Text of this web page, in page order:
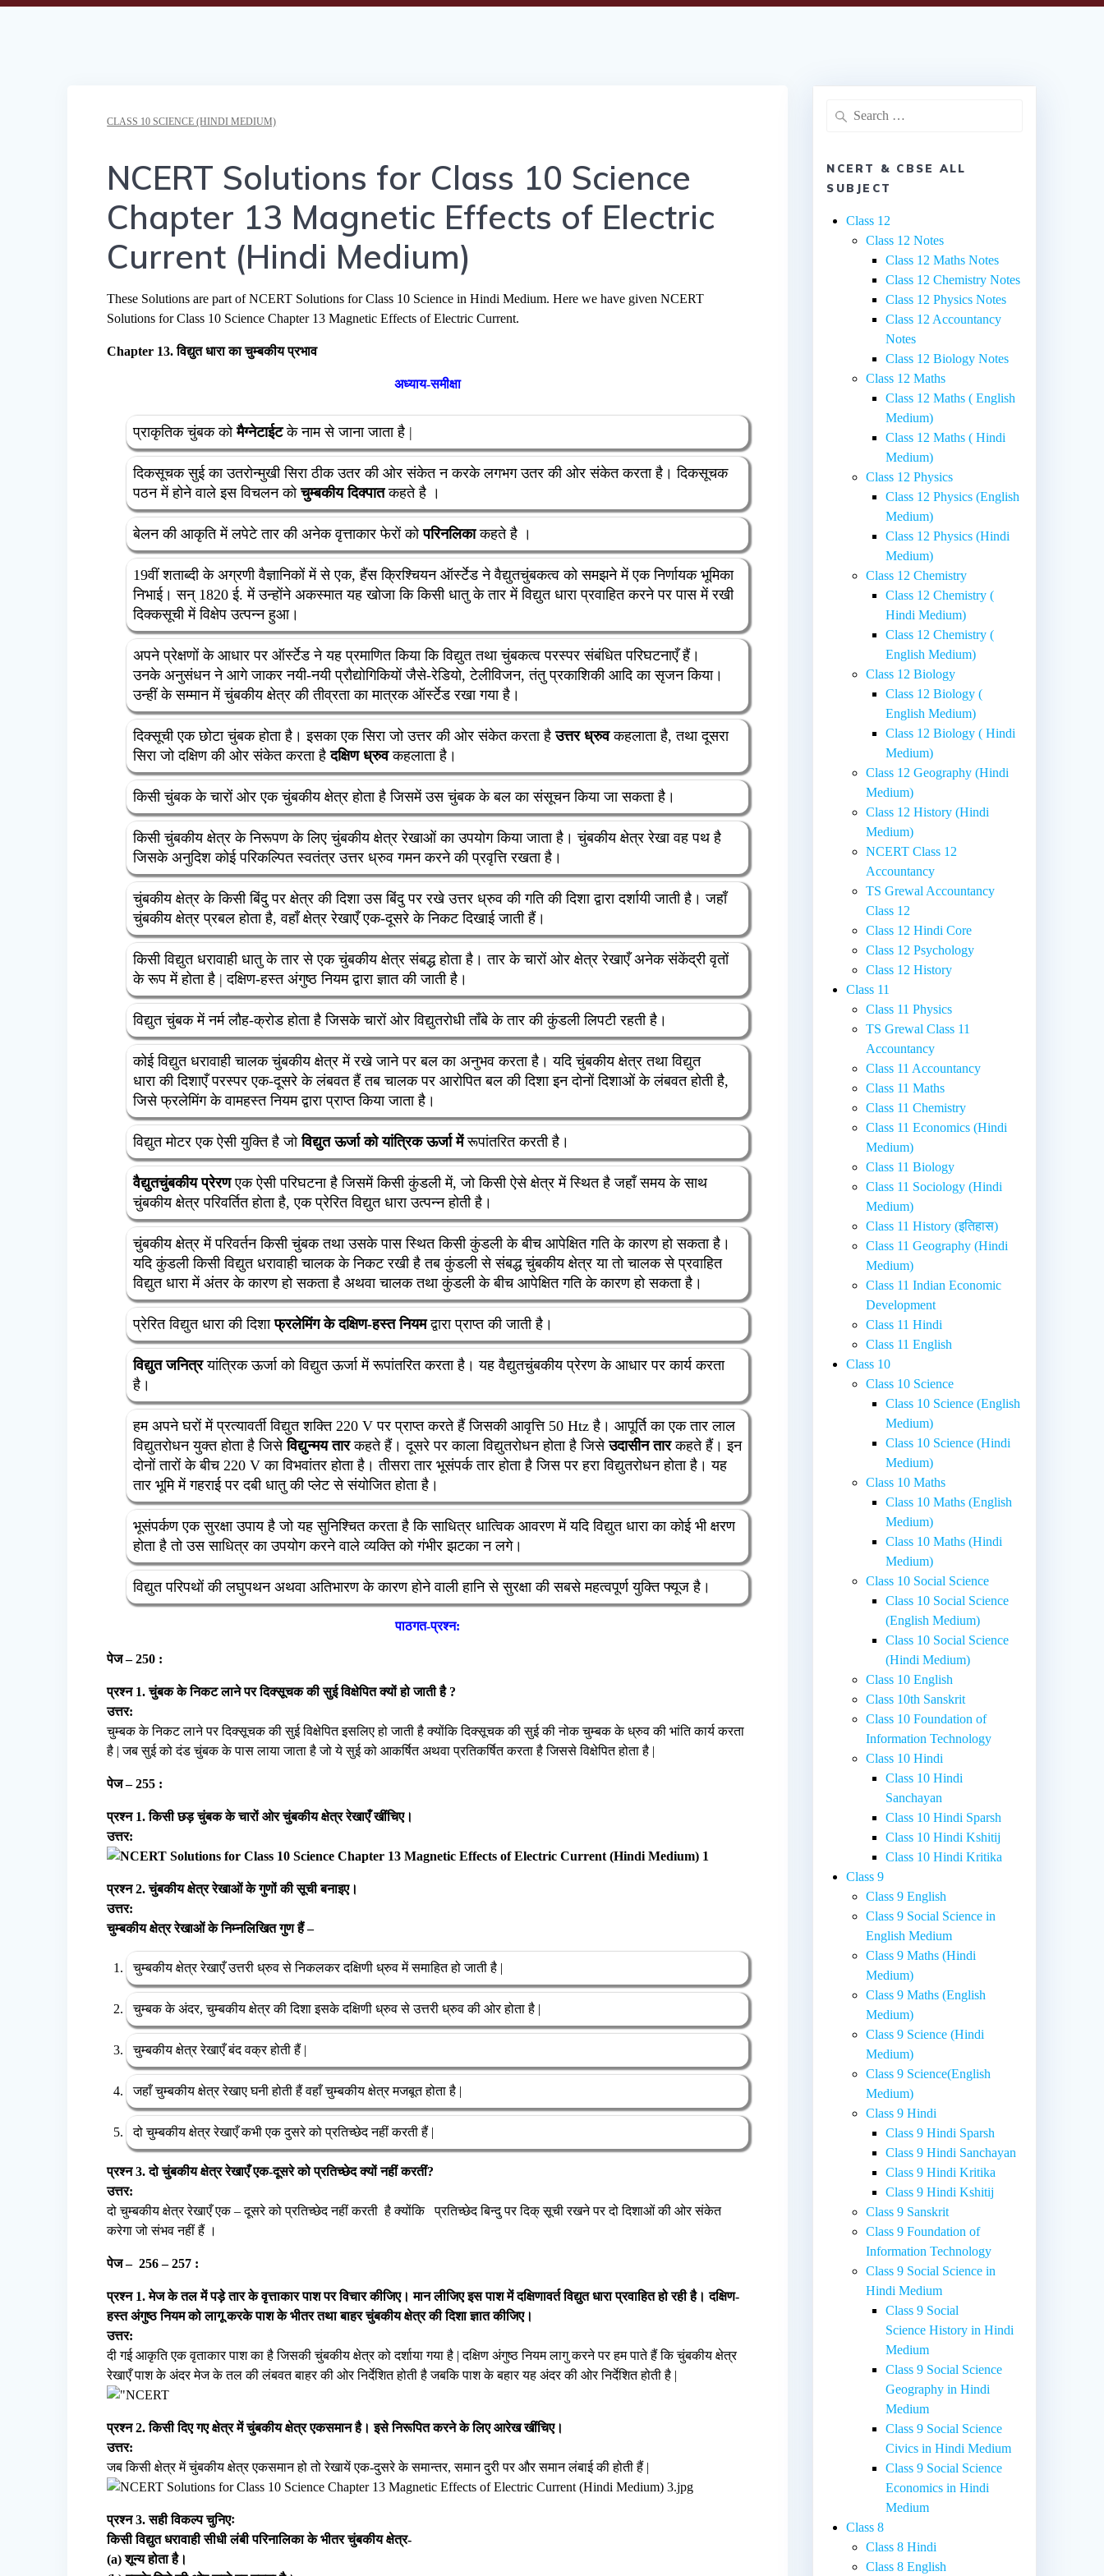
CLASS 10 SCIENCE (HINDI MEDIUM)
NCERT Solutions for Class 10 Science
Chapter 13 Magnetic Effects of Electric
Current (Hindi Medium)
These Solutions are part of NCERT Solutions for Class 10 Science in Hindi Medium. Here we have given NCERT
Solutions for Class 10 Science Chapter 13 Magnetic Effects of Electric Current.
Chapter 13. विद्युत धारा का चुम्बकीय प्रभाव
अध्याय-समीक्षा
प्राकृतिक चुंबक कोमैग्नेटाईटके नाम से जाना जाता है |
दिकसूचक सुई का उतरोन्मुखी सिरा ठीक उतर की ओर संकेत न करके लगभग उतर की ओर संकेत करता है। दिकसूचक
पठन में होने वाले इस विचलन कोचुम्बकीय दिक्पातकहते है ।
बेलन की आकृति में लपेटे तार की अनेक वृत्ताकार फेरों कोपरिनलिकाकहते है ।
19वीं शताब्दी के अग्रणी वैज्ञानिकों में से एक, हैंस क्रिश्चियन ऑर्स्टेड ने वैद्युतचुंबकत्व को समझने में एक निर्णायक भूमिका
निभाई। सन् 1820 ई. में उन्होंने अकस्मात यह खोजा कि किसी धातु के तार में विद्युत धारा प्रवाहित करने पर पास में रखी
दिक्कसूची में विक्षेप उत्पन्न हुआ।
अपने प्रेक्षणों के आधार पर ऑर्स्टेड ने यह प्रमाणित किया कि विद्युत तथा चुंबकत्व परस्पर संबंधित परिघटनाएँ हैं।
उनके अनुसंधन ने आगे जाकर नयी-नयी प्रौद्योगिकियों जैसे-रेडियो, टेलीविजन, तंतु प्रकाशिकी आदि का सृजन किया।
उन्हीं के सम्मान में चुंबकीय क्षेत्र की तीव्रता का मात्रक ऑर्स्टेड रखा गया है।
दिक्सूची एक छोटा चुंबक होता है। इसका एक सिरा जो उत्तर की ओर संकेत करता हैउत्तर ध्रुवकहलाता है, तथा दूसरा
सिरा जो दक्षिण की ओर संकेत करता हैदक्षिण ध्रुवकहलाता है।
किसी चुंबक के चारों ओर एक चुंबकीय क्षेत्र होता है जिसमें उस चुंबक के बल का संसूचन किया जा सकता है।
किसी चुंबकीय क्षेत्र के निरूपण के लिए चुंबकीय क्षेत्र रेखाओं का उपयोग किया जाता है। चुंबकीय क्षेत्र रेखा वह पथ है
जिसके अनुदिश कोई परिकल्पित स्वतंत्र उत्तर ध्रुव गमन करने की प्रवृत्ति रखता है।
चुंबकीय क्षेत्र के किसी बिंदु पर क्षेत्र की दिशा उस बिंदु पर रखे उत्तर ध्रुव की गति की दिशा द्वारा दर्शायी जाती है। जहाँ
चुंबकीय क्षेत्र प्रबल होता है, वहाँ क्षेत्र रेखाएँ एक-दूसरे के निकट दिखाई जाती हैं।
किसी विद्युत धरावाही धातु के तार से एक चुंबकीय क्षेत्र संबद्ध होता है। तार के चारों ओर क्षेत्र रेखाएँ अनेक संकेंद्री वृतों
के रूप में होता है | दक्षिण-हस्त अंगुष्ठ नियम द्वारा ज्ञात की जाती है।
विद्युत चुंबक में नर्म लौह-क्रोड होता है जिसके चारों ओर विद्युतरोधी ताँबे के तार की कुंडली लिपटी रहती है।
कोई विद्युत धरावाही चालक चुंबकीय क्षेत्र में रखे जाने पर बल का अनुभव करता है। यदि चुंबकीय क्षेत्र तथा विद्युत
धारा की दिशाएँ परस्पर एक-दूसरे के लंबवत हैं तब चालक पर आरोपित बल की दिशा इन दोनों दिशाओं के लंबवत होती है,
जिसे फ्रलेमिंग के वामहस्त नियम द्वारा प्राप्त किया जाता है।
विद्युत मोटर एक ऐसी युक्ति है जोविद्युत ऊर्जा को यांत्रिक ऊर्जा मेंरूपांतरित करती है।
वैद्युतचुंबकीय प्रेरणएक ऐसी परिघटना है जिसमें किसी कुंडली में, जो किसी ऐसे क्षेत्र में स्थित है जहाँ समय के साथ
चुंबकीय क्षेत्र परिवर्तित होता है, एक प्रेरित विद्युत धारा उत्पन्न होती है।
चुंबकीय क्षेत्र में परिवर्तन किसी चुंबक तथा उसके पास स्थित किसी कुंडली के बीच आपेक्षित गति के कारण हो सकता है।
यदि कुंडली किसी विद्युत धरावाही चालक के निकट रखी है तब कुंडली से संबद्ध चुंबकीय क्षेत्र या तो चालक से प्रवाहित
विद्युत धारा में अंतर के कारण हो सकता है अथवा चालक तथा कुंडली के बीच आपेक्षित गति के कारण हो सकता है।
प्रेरित विद्युत धारा की दिशाफ्रलेमिंग के दक्षिण-हस्त नियमद्वारा प्राप्त की जाती है।
विद्युत जनित्रयांत्रिक ऊर्जा को विद्युत ऊर्जा में रूपांतरित करता है। यह वैद्युतचुंबकीय प्रेरण के आधार पर कार्य करता
है।
हम अपने घरों में प्रत्यावर्ती विद्युत शक्ति 220 V पर प्राप्त करते हैं जिसकी आवृत्ति 50 Htz है। आपूर्ति का एक तार लाल
विद्युतरोधन युक्त होता है जिसेविद्युन्मय तारकहते हैं। दूसरे पर काला विद्युतरोधन होता है जिसेउदासीन तारकहते हैं। इन
दोनों तारों के बीच 220 V का विभवांतर होता है। तीसरा तार भूसंपर्क तार होता है जिस पर हरा विद्युतरोधन होता है। यह
तार भूमि में गहराई पर दबी धातु की प्लेट से संयोजित होता है।
भूसंपर्कण एक सुरक्षा उपाय है जो यह सुनिश्चित करता है कि साधित्र धात्विक आवरण में यदि विद्युत धारा का कोई भी क्षरण
होता है तो उस साधित्र का उपयोग करने वाले व्यक्ति को गंभीर झटका न लगे।
विद्युत परिपथों की लघुपथन अथवा अतिभारण के कारण होने वाली हानि से सुरक्षा की सबसे महत्वपूर्ण युक्ति फ्यूज है।
पाठगत-प्रश्न:
पेज – 250 :
प्रश्न 1. चुंबक के निकट लाने पर दिक्सूचक की सुई विक्षेपित क्यों हो जाती है ?
उत्तर:
चुम्बक के निकट लाने पर दिक्सूचक की सुई विक्षेपित इसलिए हो जाती है क्योंकि दिक्सूचक की सुई की नोक चुम्बक के ध्रुव की भांति कार्य करता
है | जब सुई को दंड चुंबक के पास लाया जाता है जो ये सुई को आकर्षित अथवा प्रतिकर्षित करता है जिससे विक्षेपित होता है |
पेज – 255 :
प्रश्न 1. किसी छड़ चुंबक के चारों ओर चुंबकीय क्षेत्र रेखाएँ खींचिए।
उत्तर:
प्रश्न 2. चुंबकीय क्षेत्र रेखाओं के गुणों की सूची बनाइए।
उत्तर:
चुम्बकीय क्षेत्र रेखाओं के निम्नलिखित गुण हैं –
चुम्बकीय क्षेत्र रेखाएँ उत्तरी ध्रुव से निकलकर दक्षिणी ध्रुव में समाहित हो जाती है |
चुम्बक के अंदर, चुम्बकीय क्षेत्र की दिशा इसके दक्षिणी ध्रुव से उत्तरी ध्रुव की ओर होता है |
चुम्बकीय क्षेत्र रेखाएँ बंद वक्र होती हैं |
जहाँ चुम्बकीय क्षेत्र रेखाए घनी होती हैं वहाँ चुम्बकीय क्षेत्र मजबूत होता है |
दो चुम्बकीय क्षेत्र रेखाएँ कभी एक दुसरे को प्रतिच्छेद नहीं करती हैं |
प्रश्न 3. दो चुंबकीय क्षेत्र रेखाएँ एक-दूसरे को प्रतिच्छेद क्यों नहीं करतीं?
उत्तर:
दो चुम्बकीय क्षेत्र रेखाएँ एक – दूसरे को प्रतिच्छेद नहीं करती है क्योंकि प्रतिच्छेद बिन्दु पर दिक् सूची रखने पर दो दिशाओं की ओर संकेत
करेगा जो संभव नहीं हैं ।
पेज – 256 – 257 :
प्रश्न 1. मेज के तल में पड़े तार के वृत्ताकार पाश पर विचार कीजिए। मान लीजिए इस पाश में दक्षिणावर्त विद्युत धारा प्रवाहित हो रही है। दक्षिण-
हस्त अंगुष्ठ नियम को लागू करके पाश के भीतर तथा बाहर चुंबकीय क्षेत्र की दिशा ज्ञात कीजिए।
उत्तर:
दी गई आकृति एक वृताकार पाश का है जिसकी चुंबकीय क्षेत्र को दर्शाया गया है | दक्षिण अंगुष्ठ नियम लागु करने पर हम पाते हैं कि चुंबकीय क्षेत्र
रेखाएँ पाश के अंदर मेज के तल की लंबवत बाहर की ओर निर्देशित होती है जबकि पाश के बहार यह अंदर की ओर निर्देशित होती है |
प्रश्न 2. किसी दिए गए क्षेत्र में चुंबकीय क्षेत्र एकसमान है। इसे निरूपित करने के लिए आरेख खींचिए।
उत्तर:
जब किसी क्षेत्र में चुंबकीय क्षेत्र एकसमान हो तो रेखायें एक-दुसरे के समान्तर, समान दुरी पर और समान लंबाई की होती हैं |
प्रश्न 3. सही विकल्प चुनिएः
किसी विद्युत धरावाही सीधी लंबी परिनालिका के भीतर चुंबकीय क्षेत्र-
(a) शून्य होता है।
Search
NCERT & CBSE ALL
SUBJECT
Class 12
Class 12 Notes
Class 12 Maths Notes
Class 12 Chemistry Notes
Class 12 Physics Notes
Class 12 Accountancy
Notes
Class 12 Biology Notes
Class 12 Maths
Class 12 Maths ( English
Medium)
Class 12 Maths ( Hindi
Medium)
Class 12 Physics
Class 12 Physics (English
Medium)
Class 12 Physics (Hindi
Medium)
Class 12 Chemistry
Class 12 Chemistry (
Hindi Medium)
Class 12 Chemistry (
English Medium)
Class 12 Biology
Class 12 Biology (
English Medium)
Class 12 Biology ( Hindi
Medium)
Class 12 Geography (Hindi
Medium)
Class 12 History (Hindi
Medium)
NCERT Class 12
Accountancy
TS Grewal Accountancy
Class 12
Class 12 Hindi Core
Class 12 Psychology
Class 12 History
Class 11
Class 11 Physics
TS Grewal Class 11
Accountancy
Class 11 Accountancy
Class 11 Maths
Class 11 Chemistry
Class 11 Economics (Hindi
Medium)
Class 11 Biology
Class 11 Sociology (Hindi
Medium)
Class 11 History (इतिहास)
Class 11 Geography (Hindi
Medium)
Class 11 Indian Economic
Development
Class 11 Hindi
Class 11 English
Class 10
Class 10 Science
Class 10 Science (English
Medium)
Class 10 Science (Hindi
Medium)
Class 10 Maths
Class 10 Maths (English
Medium)
Class 10 Maths (Hindi
Medium)
Class 10 Social Science
Class 10 Social Science
(English Medium)
Class 10 Social Science
(Hindi Medium)
Class 10 English
Class 10th Sanskrit
Class 10 Foundation of
Information Technology
Class 10 Hindi
Class 10 Hindi
Sanchayan
Class 10 Hindi Sparsh
Class 10 Hindi Kshitij
Class 10 Hindi Kritika
Class 9
Class 9 English
Class 9 Social Science in
English Medium
Class 9 Maths (Hindi
Medium)
Class 9 Maths (English
Medium)
Class 9 Science (Hindi
Medium)
Class 9 Science(English
Medium)
Class 9 Hindi
Class 9 Hindi Sparsh
Class 9 Hindi Sanchayan
Class 9 Hindi Kritika
Class 9 Hindi Kshitij
Class 9 Sanskrit
Class 9 Foundation of
Information Technology
Class 9 Social Science in
Hindi Medium
Class 9 Social
Science History in Hindi
Medium
Class 9 Social Science
Geography in Hindi
Medium
Class 9 Social Science
Civics in Hindi Medium
Class 9 Social Science
Economics in Hindi
Medium
Class 8
Class 8 Hindi
Class 8 English